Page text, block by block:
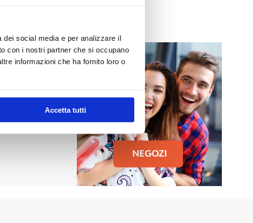
social media e per analizzare il
con i nostri partner che si occupano
informazioni che ha fornito loro o
Accetta tutti
di Forum Palermo!